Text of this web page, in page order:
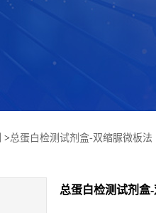
>总蛋白检测试剂盒-双缩脲微板法
总蛋白检测试剂盒